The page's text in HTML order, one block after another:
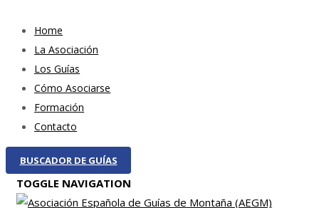
Home
La Asociación
Los Guías
Cómo Asociarse
Formación
Contacto
BUSCADOR DE GUÍAS
TOGGLE NAVIGATION